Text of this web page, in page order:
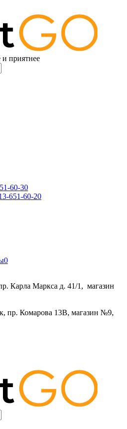
приятнее
60-30
651-60-20
0
Карла Маркса д. 41/1, магазин
пр. Комарова 13В, магазин №9,